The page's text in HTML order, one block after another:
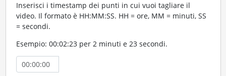
Inserisci i timestamp dei punti in cui vuoi tagliare il
video. Il formato è HH:MM:SS. HH = ore, MM = minuti, SS
= secondi.
Esempio: 00:02:23 per 2 minuti e 23 secondi.